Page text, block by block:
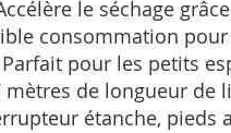
le séchage
consommation
pour les petits
mètres de longueur de
étanche, pieds